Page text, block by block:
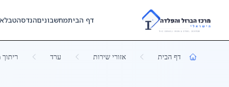
Skip to main content
דף הביתמחשבוניםהנדסה
דף הבית אזורי שירות ערד